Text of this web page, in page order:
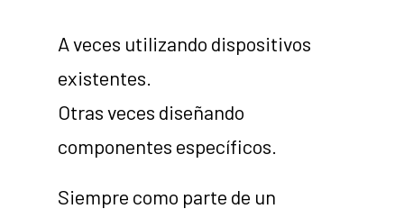
A veces utilizando dispositivos
existentes.
Otras veces diseñando
componentes específicos.
Siempre como parte de un